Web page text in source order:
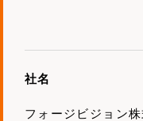
社名
フォージビジョン